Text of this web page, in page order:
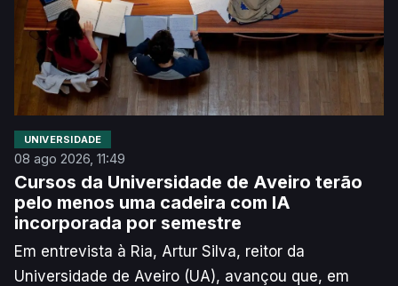
UNIVERSIDADE
08 ago 2026, 11:49
Cursos da Universidade de Aveiro terão
pelo menos uma cadeira com IA
incorporada por semestre
Em entrevista à Ria, Artur Silva, reitor da
Universidade de Aveiro (UA), avançou que, em